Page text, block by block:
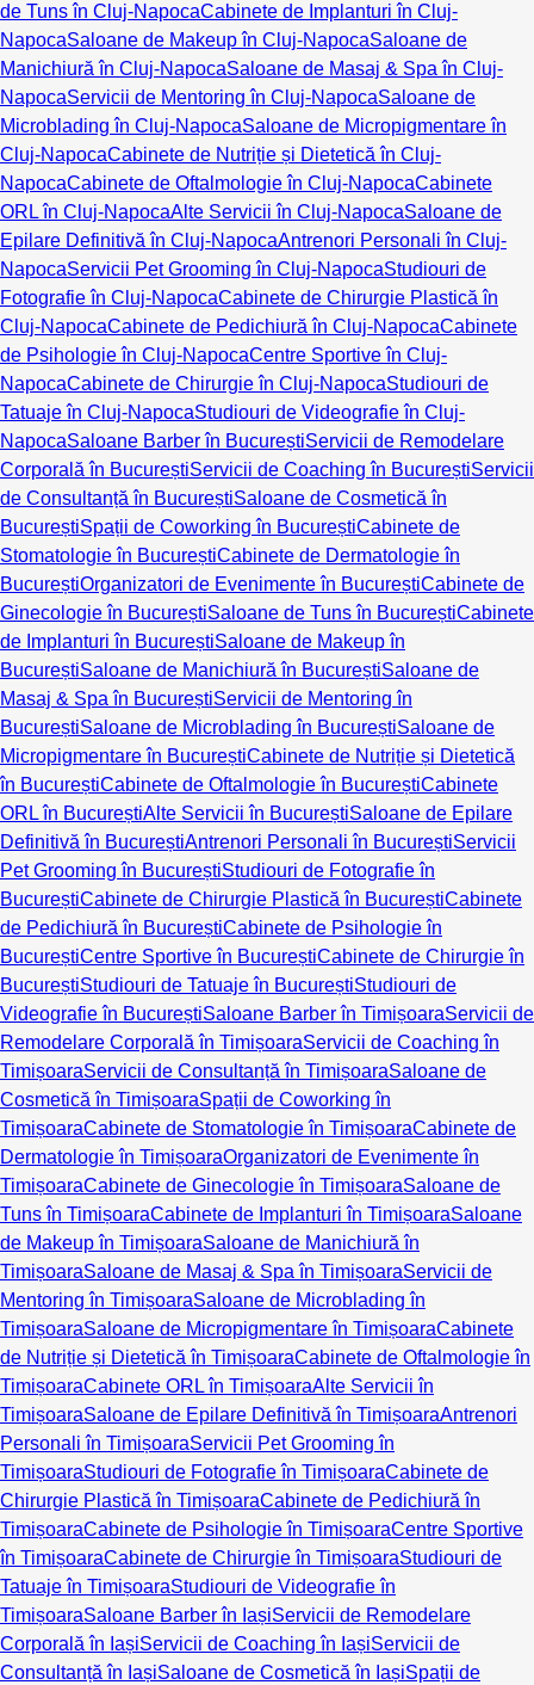
de Tuns în Cluj-NapocaCabinete de Implanturi în Cluj-
NapocaSaloane de Makeup în Cluj-NapocaSaloane de
Manichiură în Cluj-NapocaSaloane de Masaj & Spa în Cluj-
NapocaServicii de Mentoring în Cluj-NapocaSaloane de
Microblading în Cluj-NapocaSaloane de Micropigmentare în
Cluj-NapocaCabinete de Nutriție și Dietetică în Cluj-
NapocaCabinete de Oftalmologie în Cluj-NapocaCabinete
ORL în Cluj-NapocaAlte Servicii în Cluj-NapocaSaloane de
Epilare Definitivă în Cluj-NapocaAntrenori Personali în Cluj-
NapocaServicii Pet Grooming în Cluj-NapocaStudiouri de
Fotografie în Cluj-NapocaCabinete de Chirurgie Plastică în
Cluj-NapocaCabinete de Pedichiură în Cluj-NapocaCabinete
de Psihologie în Cluj-NapocaCentre Sportive în Cluj-
NapocaCabinete de Chirurgie în Cluj-NapocaStudiouri de
Tatuaje în Cluj-NapocaStudiouri de Videografie în Cluj-
NapocaSaloane Barber în BucureștiServicii de Remodelare
Corporală în BucureștiServicii de Coaching în BucureștiServicii
de Consultanță în BucureștiSaloane de Cosmetică în
BucureștiSpații de Coworking în BucureștiCabinete de
Stomatologie în BucureștiCabinete de Dermatologie în
BucureștiOrganizatori de Evenimente în BucureștiCabinete de
Ginecologie în BucureștiSaloane de Tuns în BucureștiCabinete
de Implanturi în BucureștiSaloane de Makeup în
BucureștiSaloane de Manichiură în BucureștiSaloane de
Masaj & Spa în BucureștiServicii de Mentoring în
BucureștiSaloane de Microblading în BucureștiSaloane de
Micropigmentare în BucureștiCabinete de Nutriție și Dietetică
în BucureștiCabinete de Oftalmologie în BucureștiCabinete
ORL în BucureștiAlte Servicii în BucureștiSaloane de Epilare
Definitivă în BucureștiAntrenori Personali în BucureștiServicii
Pet Grooming în BucureștiStudiouri de Fotografie în
BucureștiCabinete de Chirurgie Plastică în BucureștiCabinete
de Pedichiură în BucureștiCabinete de Psihologie în
BucureștiCentre Sportive în BucureștiCabinete de Chirurgie în
BucureștiStudiouri de Tatuaje în BucureștiStudiouri de
Videografie în BucureștiSaloane Barber în TimișoaraServicii de
Remodelare Corporală în TimișoaraServicii de Coaching în
TimișoaraServicii de Consultanță în TimișoaraSaloane de
Cosmetică în TimișoaraSpații de Coworking în
TimișoaraCabinete de Stomatologie în TimișoaraCabinete de
Dermatologie în TimișoaraOrganizatori de Evenimente în
TimișoaraCabinete de Ginecologie în TimișoaraSaloane de
Tuns în TimișoaraCabinete de Implanturi în TimișoaraSaloane
de Makeup în TimișoaraSaloane de Manichiură în
TimișoaraSaloane de Masaj & Spa în TimișoaraServicii de
Mentoring în TimișoaraSaloane de Microblading în
TimișoaraSaloane de Micropigmentare în TimișoaraCabinete
de Nutriție și Dietetică în TimișoaraCabinete de Oftalmologie în
TimișoaraCabinete ORL în TimișoaraAlte Servicii în
TimișoaraSaloane de Epilare Definitivă în TimișoaraAntrenori
Personali în TimișoaraServicii Pet Grooming în
TimișoaraStudiouri de Fotografie în TimișoaraCabinete de
Chirurgie Plastică în TimișoaraCabinete de Pedichiură în
TimișoaraCabinete de Psihologie în TimișoaraCentre Sportive
în TimișoaraCabinete de Chirurgie în TimișoaraStudiouri de
Tatuaje în TimișoaraStudiouri de Videografie în
TimișoaraSaloane Barber în IașiServicii de Remodelare
Corporală în IașiServicii de Coaching în IașiServicii de
Consultanță în IașiSaloane de Cosmetică în IașiSpații de